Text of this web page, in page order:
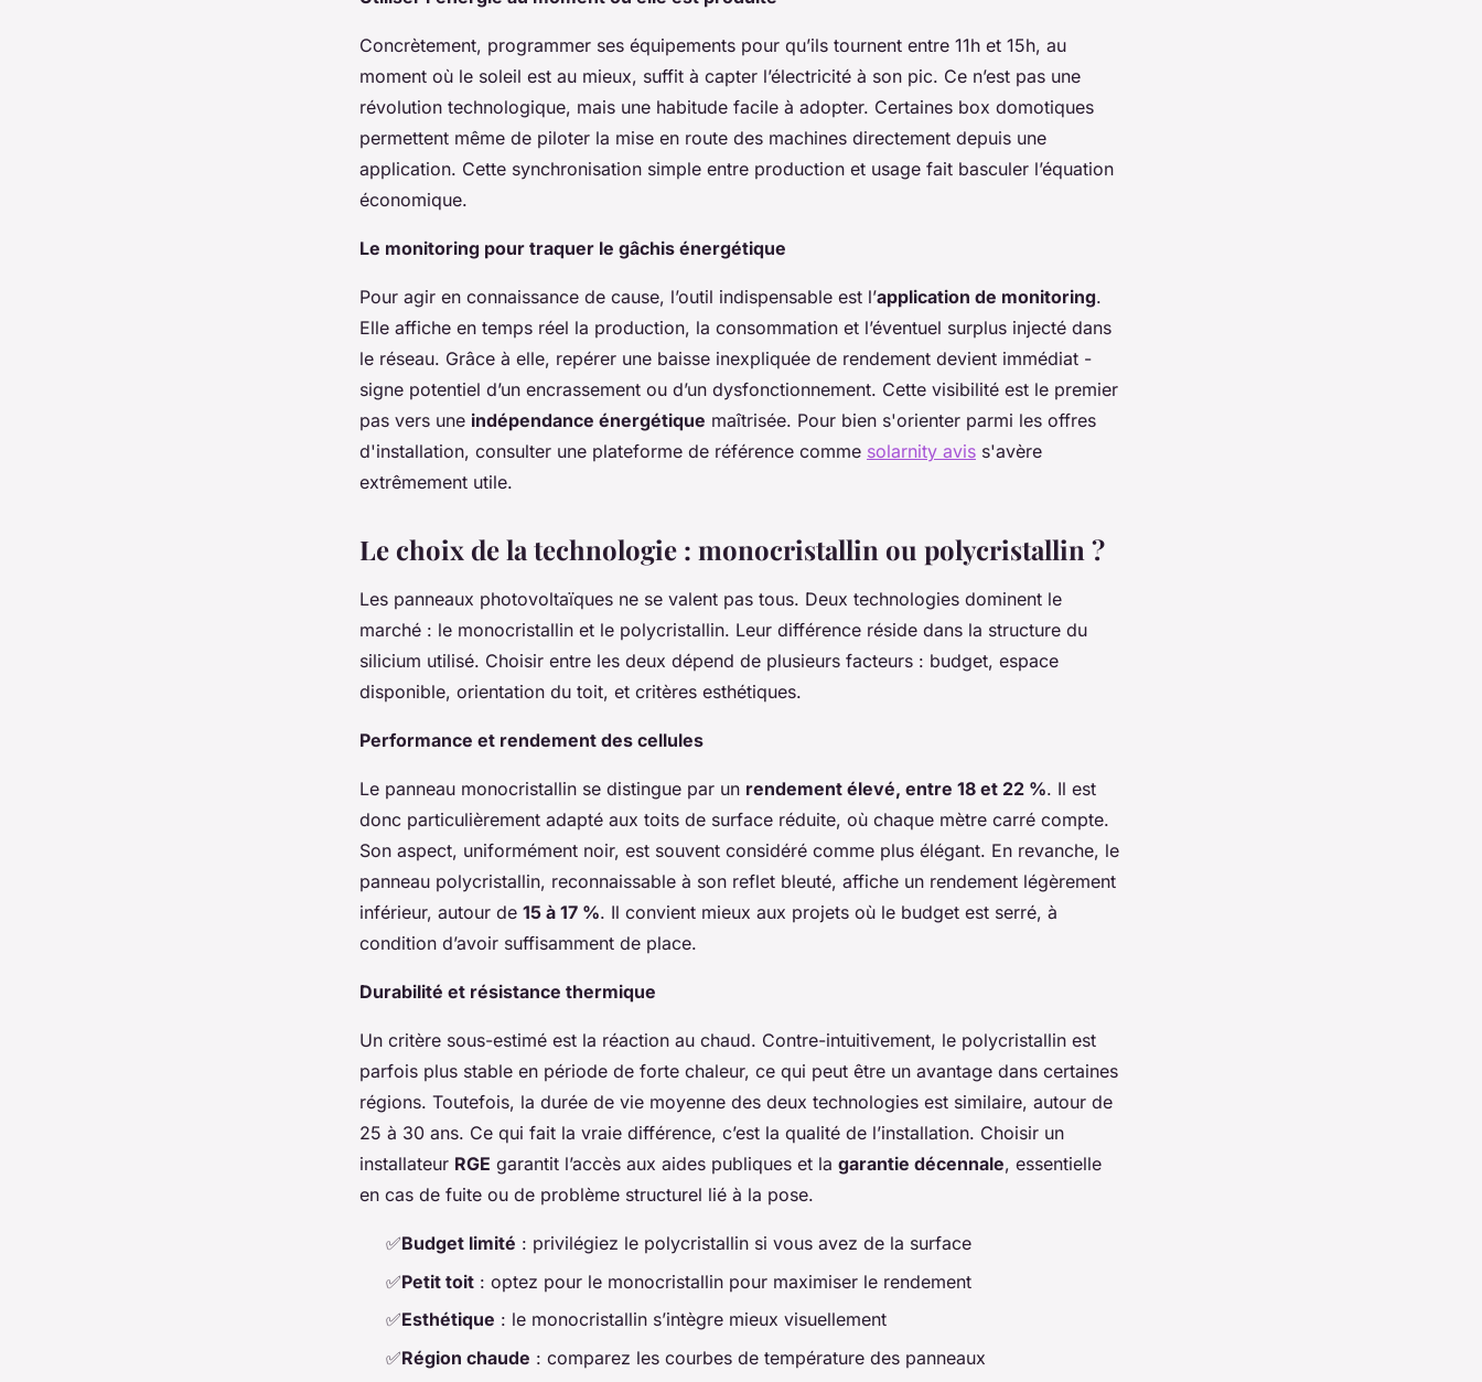
Concrètement, programmer ses équipements pour qu’ils tournent entre 11h et 15h, au
moment où le soleil est au mieux, suffit à capter l’électricité à son pic. Ce n’est pas une
révolution technologique, mais une habitude facile à adopter. Certaines box domotiques
permettent même de piloter la mise en route des machines directement depuis une
application. Cette synchronisation simple entre production et usage fait basculer l’équation
économique.
Le monitoring pour traquer le gâchis énergétique
Pour agir en connaissance de cause, l’outil indispensable est l’application de monitoring.
Elle affiche en temps réel la production, la consommation et l’éventuel surplus injecté dans
le réseau. Grâce à elle, repérer une baisse inexpliquée de rendement devient immédiat -
signe potentiel d’un encrassement ou d’un dysfonctionnement. Cette visibilité est le premier
pas vers une indépendance énergétique maîtrisée. Pour bien s'orienter parmi les offres
d'installation, consulter une plateforme de référence comme solarnity avis s'avère
extrêmement utile.
Le choix de la technologie : monocristallin ou polycristallin ?
Les panneaux photovoltaïques ne se valent pas tous. Deux technologies dominent le
marché : le monocristallin et le polycristallin. Leur différence réside dans la structure du
silicium utilisé. Choisir entre les deux dépend de plusieurs facteurs : budget, espace
disponible, orientation du toit, et critères esthétiques.
Performance et rendement des cellules
Le panneau monocristallin se distingue par un rendement élevé, entre 18 et 22 %. Il est
donc particulièrement adapté aux toits de surface réduite, où chaque mètre carré compte.
Son aspect, uniformément noir, est souvent considéré comme plus élégant. En revanche, le
panneau polycristallin, reconnaissable à son reflet bleuté, affiche un rendement légèrement
inférieur, autour de 15 à 17 %. Il convient mieux aux projets où le budget est serré, à
condition d’avoir suffisamment de place.
Durabilité et résistance thermique
Un critère sous-estimé est la réaction au chaud. Contre-intuitivement, le polycristallin est
parfois plus stable en période de forte chaleur, ce qui peut être un avantage dans certaines
régions. Toutefois, la durée de vie moyenne des deux technologies est similaire, autour de
25 à 30 ans. Ce qui fait la vraie différence, c’est la qualité de l’installation. Choisir un
installateur RGE garantit l’accès aux aides publiques et la garantie décennale, essentielle
en cas de fuite ou de problème structurel lié à la pose.
✅Budget limité : privilégiez le polycristallin si vous avez de la surface
✅Petit toit : optez pour le monocristallin pour maximiser le rendement
✅Esthétique : le monocristallin s’intègre mieux visuellement
✅Région chaude : comparez les courbes de température des panneaux